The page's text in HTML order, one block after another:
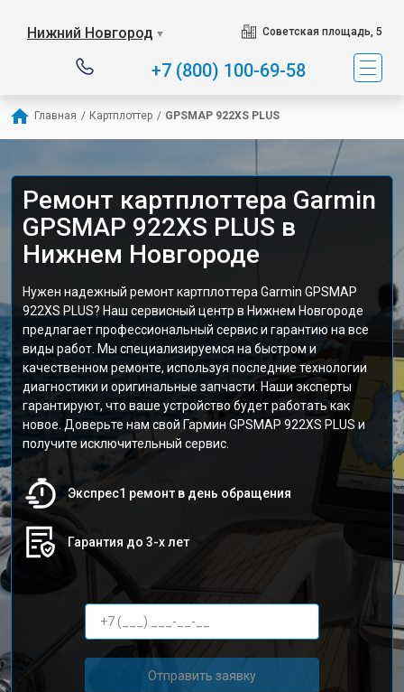
Нижний Новгород ▼ Советская площадь, 5
+7 (800) 100-69-58
Главная / Картплоттер / GPSMAP 922XS PLUS
Ремонт картплоттера Garmin
GPSMAP 922XS PLUS в
Нижнем Новгороде
Нужен надежный ремонт картплоттера Garmin GPSMAP
922XS PLUS? Наш сервисный центр в Нижнем Новгороде
предлагает профессиональный сервис и гарантию на все
виды работ. Мы специализируемся на быстром и
качественном ремонте, используя последние технологии
диагностики и оригинальные запчасти. Наши эксперты
гарантируют, что ваше устройство будет работать как
новое. Доверьте нам свой Гармин GPSMAP 922XS PLUS и
получите исключительный сервис.
Экспрес1 ремонт в день обращения
Гарантия до 3-х лет
Отправить заявку